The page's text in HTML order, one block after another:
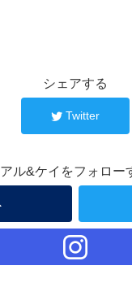
シェアする
Twitter
アル&ケイをフォロー